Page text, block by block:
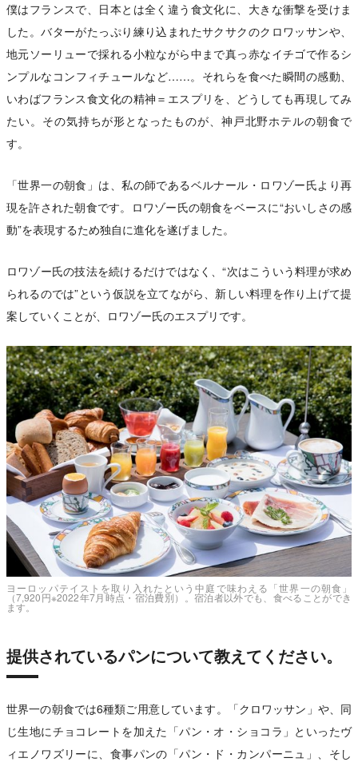
僕はフランスで、日本とは全く違う食文化に、大きな衝撃を受けま
した。バターがたっぷり練り込まれたサクサクのクロワッサンや、
地元ソーリューで採れる小粒ながら中まで真っ赤なイチゴで作るシ
ンプルなコンフィチュールなど……。それらを食べた瞬間の感動、
いわばフランス食文化の精神＝エスプリを、どうしても再現してみ
たい。その気持ちが形となったものが、神戸北野ホテルの朝食で
す。
「世界一の朝食」は、私の師であるベルナール・ロワゾー氏より再
現を許された朝食です。ロワゾー氏の朝食をベースに“おいしさの感
動”を表現するため独自に進化を遂げました。
ロワゾー氏の技法を続けるだけではなく、“次はこういう料理が求め
られるのでは”という仮説を立てながら、新しい料理を作り上げて提
案していくことが、ロワゾー氏のエスプリです。
ヨーロッパテイストを取り入れたという中庭で味わえる「世界一の朝食」
（7,920円※2022年7月時点・宿泊費別）。宿泊者以外でも、食べることができ
ます。
提供されているパンについて教えてください。
世界一の朝食では6種類ご用意しています。「クロワッサン」や、同
じ生地にチョコレートを加えた「パン・オ・ショコラ」といったヴ
ィエノワズリーに、食事パンの「パン・ド・カンパーニュ」、そし